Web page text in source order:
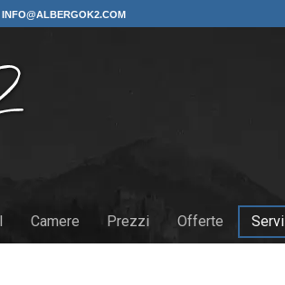
INFO@ALBERGOK2.COM
Camere Prezzi Offerte